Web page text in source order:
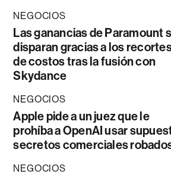
NEGOCIOS
Las ganancias de Paramount
disparan gracias a los
de costos tras la fusión con
Skydance
NEGOCIOS
Apple pide a un juez que le
prohíba a OpenAI usar
secretos comerciales
NEGOCIOS